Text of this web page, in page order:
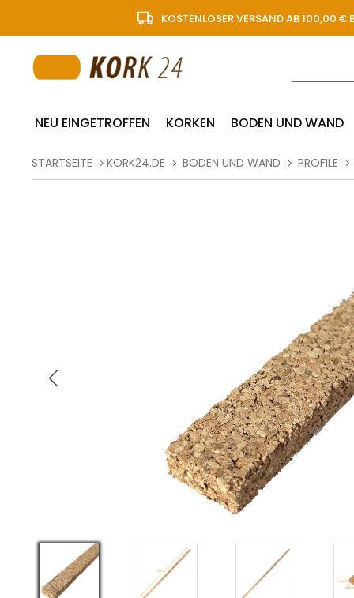
KOSTENLOSER VERSAND AB 100,00 €
NEU EINGETROFFEN KORKEN BODEN UND WAND
STARTSEITE KORK24.DE BODEN UND WAND PROFILE